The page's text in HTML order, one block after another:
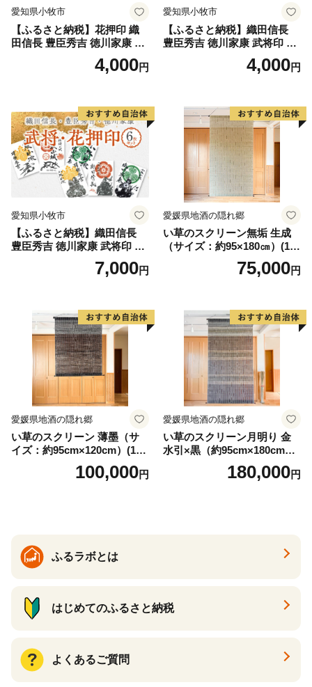
愛知県小牧市
【ふるさと納税】花押印 織
田信長 豊臣秀吉 徳川家康 3
枚 セット 戦国 武将 小牧山城
墨絵 龍画師 書道アーティス
牧市 お取り寄せ 送料無料
4,000円
愛知県小牧市
【ふるさと納税】織田信長
豊臣秀吉 徳川家康 武将印 3
枚 セット イラスト 戦国 武将
小牧山城 墨絵 龍画師 書道ア
愛知県 小牧市 お取り寄せ 送
4,000円
愛知県小牧市
【ふるさと納税】織田信長
豊臣秀吉 徳川家康 武将印 花
押印 6枚 セット イラスト 戦
国 武将 小牧山城 墨絵 龍画師
グッズ 愛知県 小牧市 お取り
寄せ 送料無料
7,000円
愛媛県地酒の隠れ郷
い草のスクリーン無垢 生成
（サイズ：約95×180㎝）(14
75,000円
愛媛県地酒の隠れ郷
い草のスクリーン 薄墨（サ
イズ：約95cm×120cm）(14
100,000円
愛媛県地酒の隠れ郷
い草のスクリーン月明り 金
水引×黒（約95cm×180cm）
180,000円
ふるラボとは
はじめてのふるさと納税
よくあるご質問